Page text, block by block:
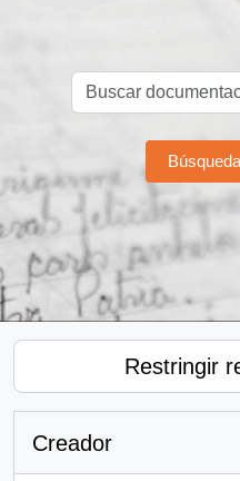
Restringir
Creador